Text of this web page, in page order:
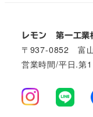
レモン 第一工業
〒937-0852 富
営業時間/平日.第